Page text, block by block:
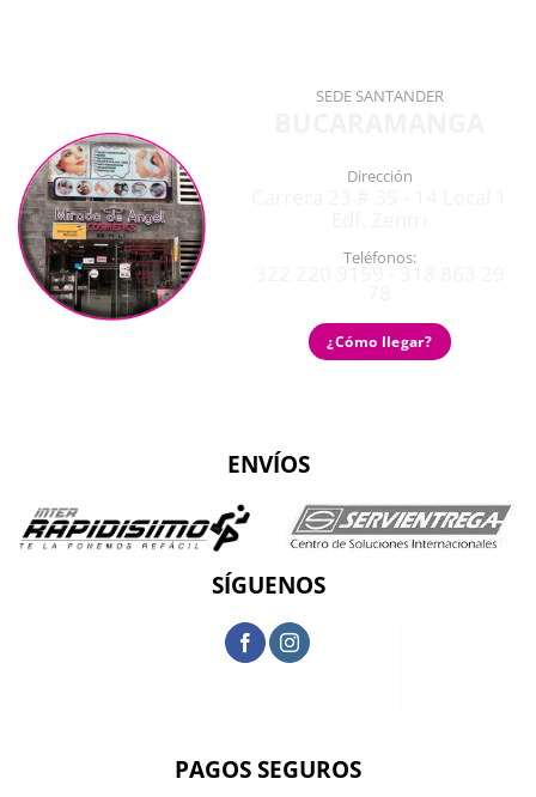
SEDE SANTANDER
Dirección
Teléfonos:
¿Cómo llegar?
ENVÍOS
SÍGUENOS
PAGOS SEGUROS